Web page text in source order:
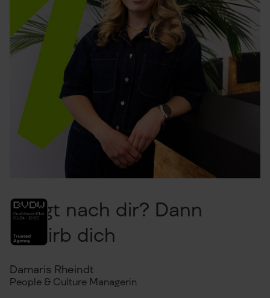
Klingt nach dir? Dann
bewirb dich
Damaris Rheindt
People & Culture Managerin